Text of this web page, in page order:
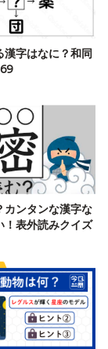
漢字はなに？和同
カンタンな漢字な
！表外読みクイズ